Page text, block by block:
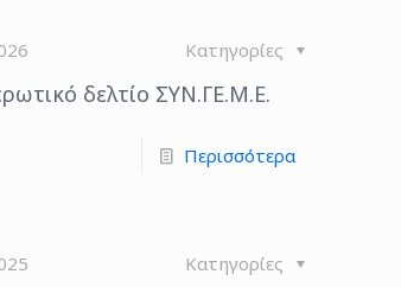
Κατηγορίες
δελτίο ΣΥΝ.ΓΕ.Μ.Ε.
Περισσότερα
Κατηγορίες